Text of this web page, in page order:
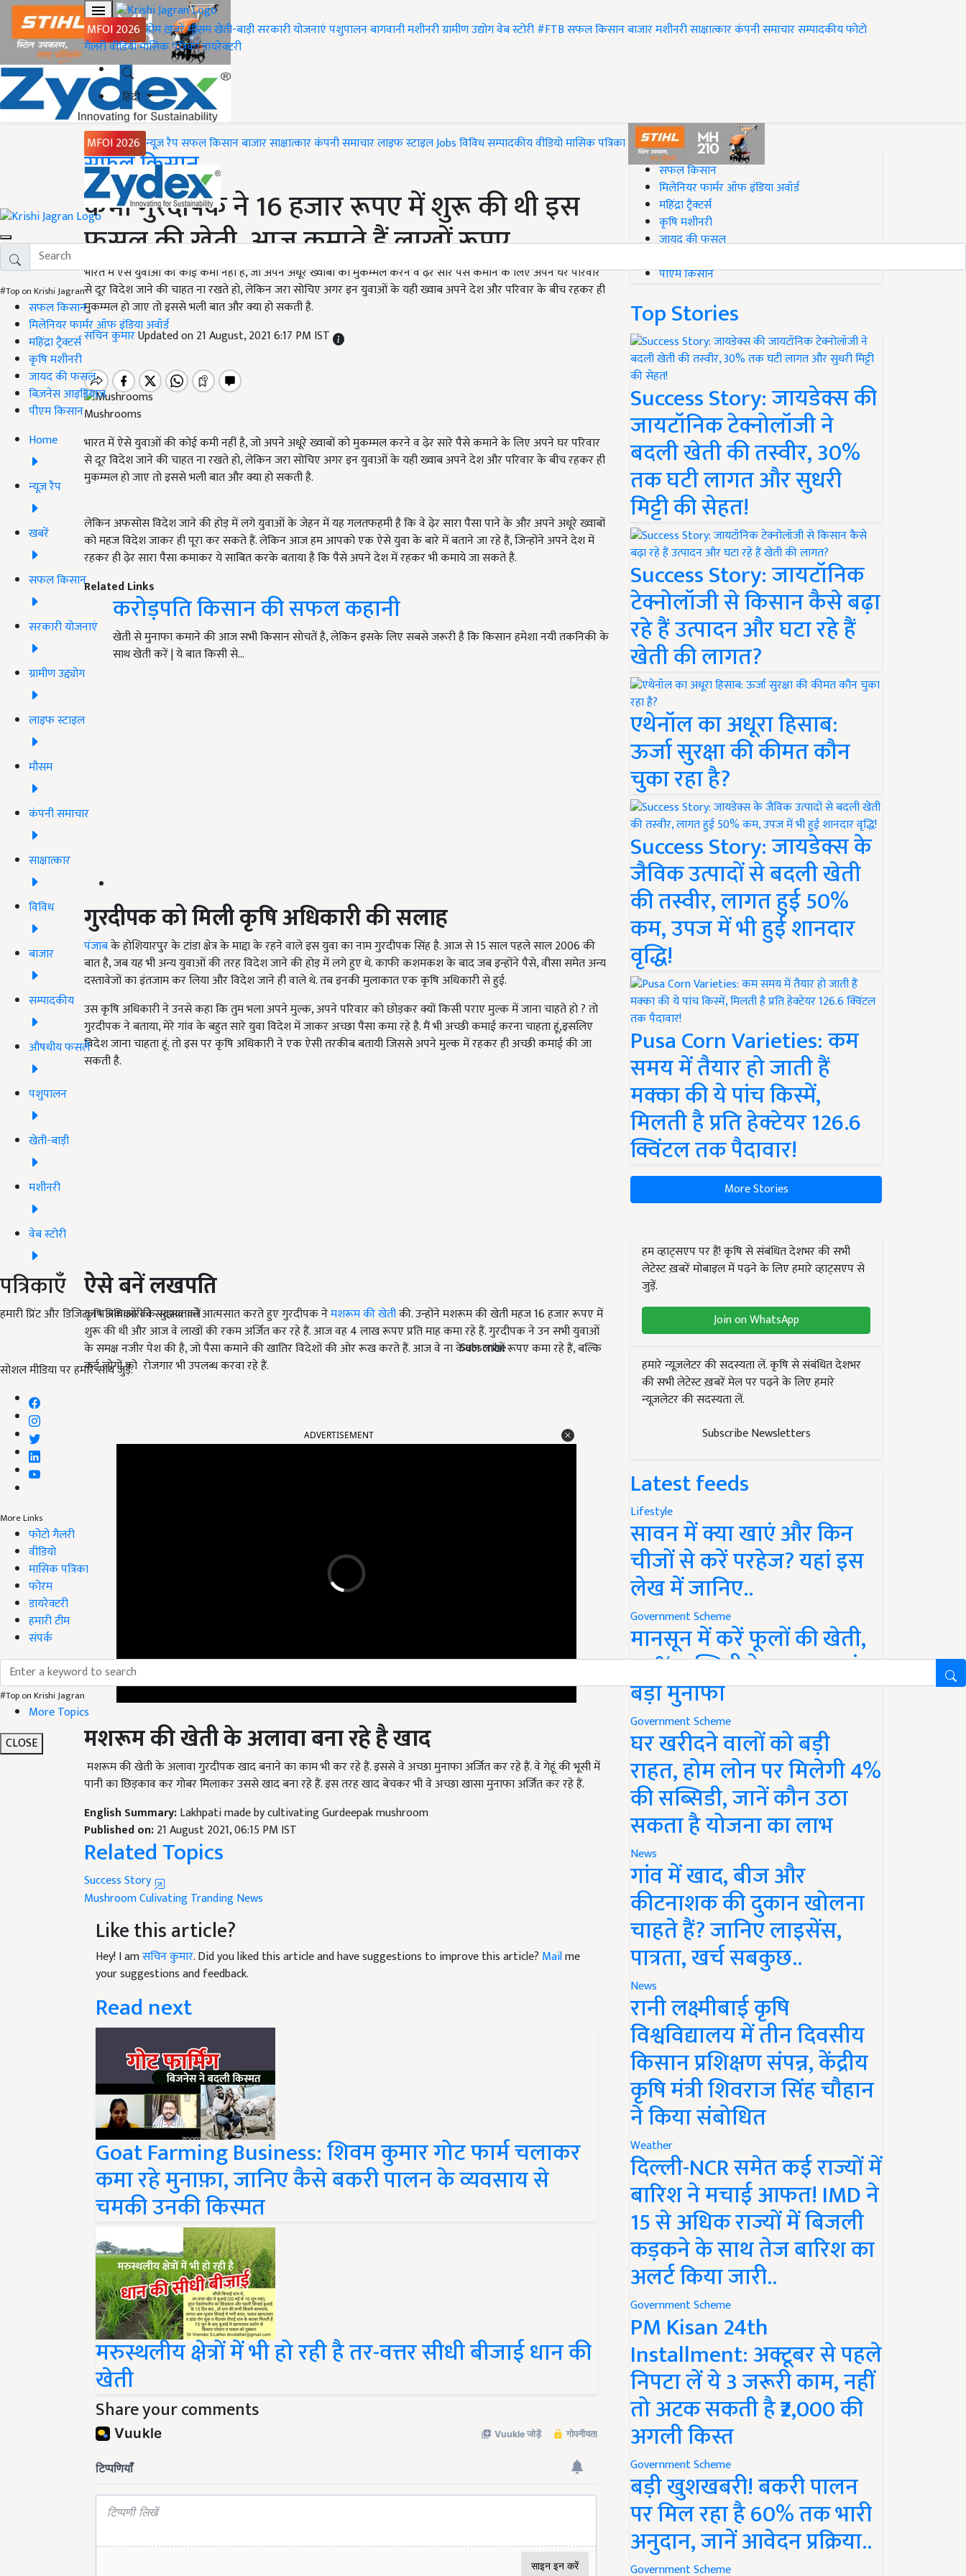
MFOI 2026 होमख़बरेंमौसमखेती-बाड़ीसरकारी योजनाएंपशुपालनबागवानीमशीनरीग्रामीण उद्योगवेब स्टोरी#FTBसफल किसानबाजारमशीनरीसाक्षात्कारकंपनी समाचारसम्पादकीयफोटो
गैलरीवीडियोमासिक पत्रिकाडायरेक्टरी
हिंदी
MFOI 2026 न्यूज़ रैपसफल किसानबाजारसाक्षात्कारकंपनी समाचारलाइफ स्टाइलJobsविविधसम्पादकीयवीडियोमासिक पत्रिका
#Top on Krishi Jagran
सफल किसान
मिलेनियर फार्मर ऑफ इंडिया अवॉर्ड
महिंद्रा ट्रैक्टर्स
कृषि मशीनरी
जायद की फसल
बिज़नेस आइडियाज
पीएम किसान
Home
न्यूज़ रैप
खबरें
सफल किसान
सरकारी योजनाएं
ग्रामीण उद्द्योग
लाइफ स्टाइल
मौसम
कंपनी समाचार
साक्षात्कार
विविध
बाजार
सम्पादकीय
औषधीय फसलें
पशुपालन
खेती-बाड़ी
मशीनरी
वेब स्टोरी
पत्रिकाएँ
हमारी प्रिंट और डिजिटल पत्रिकाओं की सदस्यता लें
Subscribe
सोशल मीडिया पर हमारे साथ जुड़ें:
More Links
फोटो गैलरी
वीडियो
मासिक पत्रिका
फोरम
डायरेक्टरी
हमारी टीम
संपर्क
#Top on Krishi Jagran
More Topics
CLOSE
Home
सफल किसान
कभी गुरदीपक ने 16 हजार रूपए में शुरू की थी इस
फसल की खेती, आज कमाते हैं लाखों रूपए
भारत में ऐसे युवाओं की कोई कमी नहीं है, जो अपने अधूरे ख्वाबों को मुकम्मल करने व ढ़ेर सारे पैसे कमाने के लिए अपने घर परिवार
से दूर विदेश जाने की चाहत ना रखते हो, लेकिन जरा सोचिए अगर इन युवाओं के यही ख्वाब अपने देश और परिवार के बीच रहकर ही
मुकम्मल हो जाए तो इससे भली बात और क्या हो सकती है.
सचिन कुमारUpdated on 21 August, 2021 6:17 PM IST
Mushrooms
भारत में ऐसे युवाओं की कोई कमी नहीं है, जो अपने अधूरे ख्वाबों को मुकम्मल करने व ढ़ेर सारे पैसे कमाने के लिए अपने घर परिवार
से दूर विदेश जाने की चाहत ना रखते हो, लेकिन जरा सोचिए अगर इन युवाओं के यही ख्वाब अपने देश और परिवार के बीच रहकर ही
मुकम्मल हो जाए तो इससे भली बात और क्या हो सकती है.
लेकिन अफसोस विदेश जाने की होड़ में लगे युवाओं के जेहन में यह गलतफहमी है कि वे ढ़ेर सारा पैसा पाने के और अपने अधूरे ख्वाबों
को महज विदेश जाकर ही पूरा कर सकते हैं. लेकिन आज हम आपको एक ऐसे युवा के बारे में बताने जा रहे हैं, जिन्होंने अपने देश में
रहकर ही ढ़ेर सारा पैसा कमाकर ये साबित करके बताया है कि पैसे अपने देश में रहकर भी कमाये जा सकते है.
Related Links
करोड़पति किसान की सफल कहानी
खेती से मुनाफा कमाने की आज सभी किसान सोचतें है, लेकिन इसके लिए सबसे जरूरी है कि किसान हमेशा नयी तकनिकी के
साथ खेती करें | ये बात किसी से…
गुरदीपक को मिली कृषि अधिकारी की सलाह
पंजाबके होशियारपुर के टांडा क्षेत्र के माद्दा के रहने वाले इस युवा का नाम गुरदीपक सिंह है. आज से 15 साल पहले साल 2006 की
बात है, जब यह भी अन्य युवाओं की तरह विदेश जाने की होड़ में लगे हुए थे. काफी कशमकश के बाद जब इन्होंने पैसे, वीसा समेत अन्य
दस्तावेजों का इंतजाम कर लिया और विदेश जाने ही वाले थे. तब इनकी मुलाकात एक कृषि अधिकारी से हुई.
उस कृषि अधिकारी ने उनसे कहा कि तुम भला अपने मुल्क, अपने परिवार को छोड़कर क्यों किसी पराए मुल्क में जाना चाहते हो ? तो
गुरदीपक ने बताया, मेरे गांव के बहुत सारे युवा विदेश में जाकर अच्छा पैसा कमा रहे है. मैं भी अच्छी कमाई करना चाहता हूं,इसलिए
विदेश जाना चाहता हूं. तो इस पर कृषि अधिकारी ने एक ऐसी तरकीब बतायी जिससे अपने मुल्क में रहकर ही अच्छी कमाई की जा
सकती है.
ऐसे बनें लखपति
कृषि अधिकारी के सुझाव को आत्मसात करते हुए गुरदीपक नेमशरूम की खेतीकी. उन्होंने मशरूम की खेती महज 16 हजार रूपए में
शुरू की थी और आज वे लाखों की रकम अर्जित कर रहे हैं. आज वह 4 लाख रूपए प्रति माह कमा रहे हैं. गुरदीपक ने उन सभी युवाओं
के समक्ष नजीर पेश की है, जो पैसा कमाने की खातिर विदेशों की ओर रूख करते हैं. आज वे ना केवल लाखों रूपए कमा रहे हैं, बल्कि
कई लोगों को रोजगार भी उपलब्ध करवा रहे हैं.
मशरूमकी खेती के अलावा बना रहे है खाद
मशरूम की खेती के अलावा गुरदीपक खाद बनाने का काम भी कर रहे हैं. इससे वे अच्छा मुनाफा अर्जित कर रहे हैं. वे गेहूं की भूसी में
पानी का छिड़काव कर गोबर मिलाकर उससे खाद बना रहे हैं. इस तरह खाद बेचकर भी वे अच्छा खासा मुनाफा अर्जित कर रहे हैं.
English Summary:
Published on:21 August 2021, 06:15 PM IST
Related Topics
Success Story
Mushroom Culivating
Like this article?
Hey! I amसचिन कुमार. Did you liked this article and have suggestions to improve this article?
your suggestions and feedback.
Read next
Goat Farming Business: शिवम कुमार गोट फार्म चलाकर
कमा रहे मुनाफ़ा, जानिए कैसे बकरी पालन के व्यवसाय से
चमकी उनकी किस्मत
मरुस्थलीय क्षेत्रों में भी हो रही है तर-वत्तर सीधी बीजाई धान की
खेती
Share your comments
#Top on Krishi Jagran
सफल किसान
मिलेनियर फार्मर ऑफ इंडिया अवॉर्ड
महिंद्रा ट्रैक्टर्स
कृषि मशीनरी
जायद की फसल
पीएम किसान
Top Stories
Success Story: जायडेक्स की
जायटॉनिक टेक्नोलॉजी ने
बदली खेती की तस्वीर, 30%
तक घटी लागत और सुधरी
मिट्टी की सेहत!
Success Story: जायटॉनिक
टेक्नोलॉजी से किसान कैसे बढ़ा
रहे हैं उत्पादन और घटा रहे हैं
खेती की लागत?
एथेनॉल का अधूरा हिसाब:
ऊर्जा सुरक्षा की कीमत कौन
चुका रहा है?
Success Story: जायडेक्स के
जैविक उत्पादों से बदली खेती
की तस्वीर, लागत हुई 50%
कम, उपज में भी हुई शानदार
वृद्धि!
Pusa Corn Varieties: कम
समय में तैयार हो जाती हैं
मक्का की ये पांच किस्में,
मिलती है प्रति हेक्टेयर 126.6
क्विंटल तक पैदावार!
More Stories
हम व्हाट्सएप पर हैं! कृषि से संबंधित देशभर की सभी
लेटेस्ट ख़बरें मोबाइल में पढ़ने के लिए हमारे व्हाट्सएप से
जुड़ें.
Join on WhatsApp
हमारे न्यूज़लेटर की सदस्यता लें. कृषि से संबंधित देशभर
की सभी लेटेस्ट ख़बरें मेल पर पढ़ने के लिए हमारे
न्यूज़लेटर की सदस्यता लें.
Subscribe Newsletters
Latest feeds
Lifestyle
सावन में क्या खाएं और किन
चीजों से करें परहेज? यहां इस
लेख में जानिए..
Government Scheme
मानसून में करें फूलों की खेती,
50% सब्सिडी के साथ कमाएं
बड़ा मुनाफा
Government Scheme
घर खरीदने वालों को बड़ी
राहत, होम लोन पर मिलेगी 4%
की सब्सिडी, जानें कौन उठा
सकता है योजना का लाभ
News
गांव में खाद, बीज और
कीटनाशक की दुकान खोलना
चाहते हैं? जानिए लाइसेंस,
पात्रता, खर्च सबकुछ..
News
रानी लक्ष्मीबाई कृषि
विश्वविद्यालय में तीन दिवसीय
किसान प्रशिक्षण संपन्न, केंद्रीय
कृषि मंत्री शिवराज सिंह चौहान
ने किया संबोधित
Weather
दिल्ली-NCR समेत कई राज्यों में
बारिश ने मचाई आफत! IMD ने
15 से अधिक राज्यों में बिजली
कड़कने के साथ तेज बारिश का
अलर्ट किया जारी..
Government Scheme
PM Kisan 24th
Installment: अक्टूबर से पहले
निपटा लें ये 3 जरूरी काम, नहीं
तो अटक सकती है ₹2,000 की
अगली किस्त
Government Scheme
बड़ी खुशखबरी! बकरी पालन
पर मिल रहा है 60% तक भारी
अनुदान, जानें आवेदन प्रक्रिया..
Government Scheme